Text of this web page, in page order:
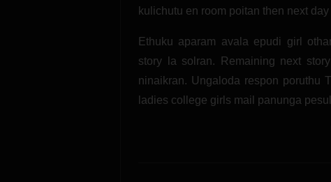
kulichutu en room poitan then next day
Ethuku aparam avala epudi girl
story la solran. Remaining next
ninaikran. Ungaloda respon poruthu
ladies college girls mail panunga